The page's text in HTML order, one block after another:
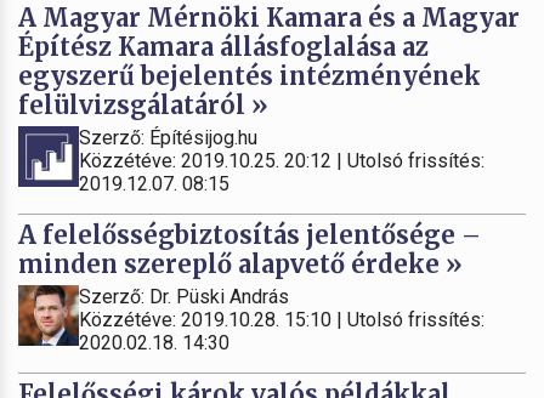
A Magyar Mérnöki Kamara és a Magyar
Építész Kamara állásfoglalása az
egyszerű bejelentés intézményének
felülvizsgálatáról »
Szerző: Építésijog.hu
Közzétéve: 2019.10.25. 20:12 | Utolsó frissítés:
2019.12.07. 08:15
A felelősségbiztosítás jelentősége –
minden szereplő alapvető érdeke »
Szerző: Dr. Püski András
Közzétéve: 2019.10.28. 15:10 | Utolsó frissítés:
2020.02.18. 14:30